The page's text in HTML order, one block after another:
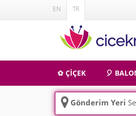
EN TR
✿ ÇİÇEK 🎈
Gönderim Yeri